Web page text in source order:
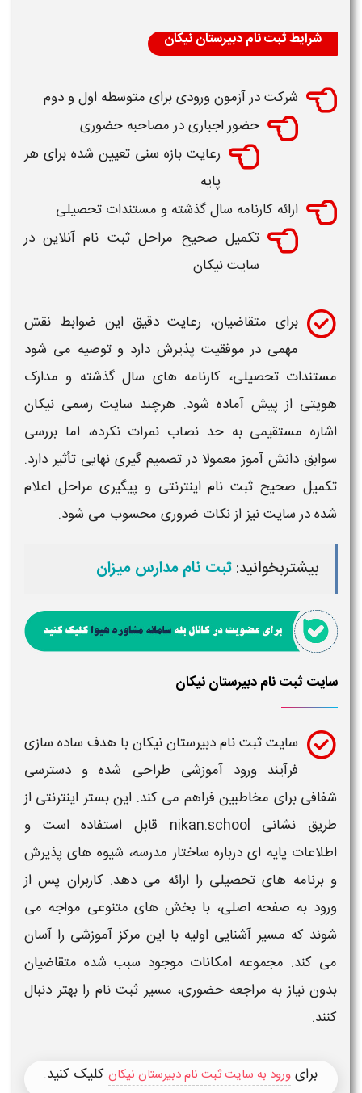
شرایط ثبت نام دبیرستان نیکان
شرکت در آزمون ورودی برای متوسطه اول و دوم
حضور اجباری در مصاحبه حضوری
رعایت بازه سنی تعیین شده برای هر
پایه
ارائه کارنامه سال گذشته و مستندات تحصیلی
تکمیل صحیح مراحلثبت نامآنلاین در
سایتنیکان
برای متقاضیان، رعایت دقیق این ضوابط نقش
مهمی در موفقیت پذیرش دارد و توصیه می شود
مستندات تحصیلی، کارنامه های سال گذشته و مدارک
هویتی از پیش آماده شود. هرچند سایت رسمی نیکان
اشاره مستقیمی به حد نصاب نمرات نکرده، اما بررسی
سوابق دانش آموز معمولا در تصمیم گیری نهایی تأثیر دارد.
تکمیل صحیح ثبت ناماینترنتی و پیگیری مراحل اعلام
شده در سایت نیز از نکات ضروری محسوب می شود.
بیشتربخوانید:ثبت نام مدارس میزان
سایت ثبت نام دبیرستان نیکان
سایتثبت نام دبیرستان نیکانبا هدف ساده سازی
فرآیند ورود آموزشی طراحی شده و دسترسی
شفافی برای مخاطبین فراهم می کند. این بستر اینترنتی از
طریق نشانی nikan.school قابل استفاده است و
اطلاعات پایه ای درباره ساختار مدرسه، شیوه های پذیرش
و برنامه های تحصیلی را ارائه می دهد. کاربران پس از
ورود به صفحه اصلی، با بخش های متنوعی مواجه می
شوند که مسیر آشنایی اولیه با این مرکز آموزشی را آسان
می کند. مجموعه امکانات موجود سبب شده متقاضیان
بدون نیاز به مراجعه حضوری، مسیر ثبت نام را بهتر دنبال
کنند.
برای ورود به سایت ثبت نام دبیرستان نیکان کلیک کنید.